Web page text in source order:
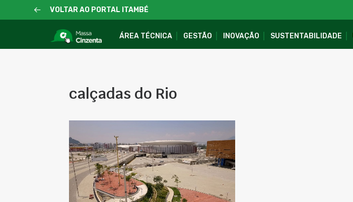
VOLTAR AO PORTAL ITAMBÉ
ÁREA TÉCNICA GESTÃO INOVAÇÃO SUSTENTABILIDADE
calçadas do Rio